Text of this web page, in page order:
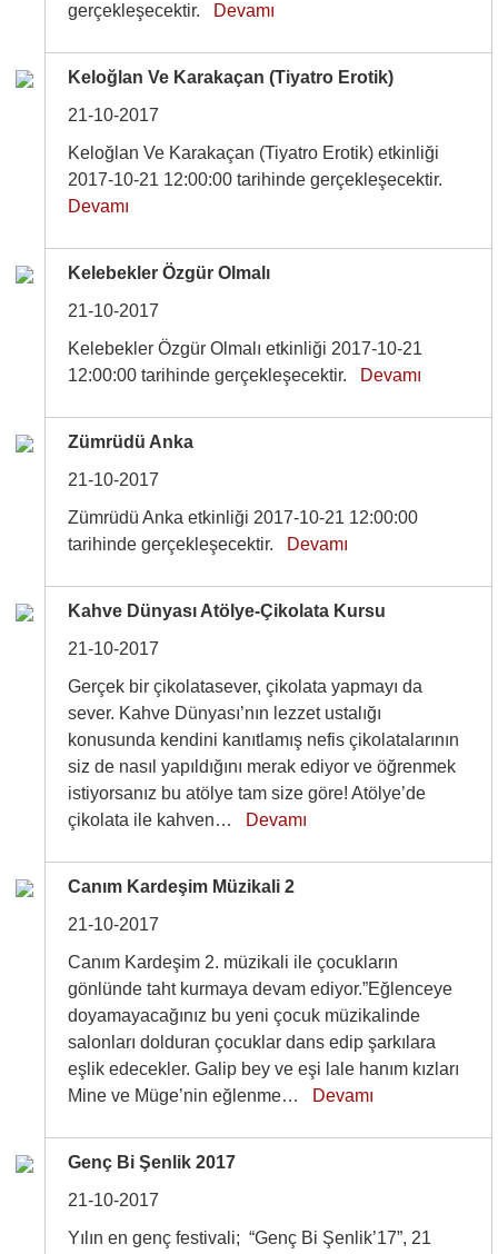
gerçekleşecektir. Devamı
Keloğlan Ve Karakaçan (Tiyatro Erotik)
21-10-2017
Keloğlan Ve Karakaçan (Tiyatro Erotik) etkinliği
2017-10-21 12:00:00 tarihinde gerçekleşecektir.
Devamı
Kelebekler Özgür Olmalı
21-10-2017
Kelebekler Özgür Olmalı etkinliği 2017-10-21
12:00:00 tarihinde gerçekleşecektir. Devamı
Zümrüdü Anka
21-10-2017
Zümrüdü Anka etkinliği 2017-10-21 12:00:00
tarihinde gerçekleşecektir. Devamı
Kahve Dünyası Atölye-Çikolata Kursu
21-10-2017
Gerçek bir çikolatasever, çikolata yapmayı da
sever. Kahve Dünyası’nın lezzet ustalığı
konusunda kendini kanıtlamış nefis çikolatalarının
siz de nasıl yapıldığını merak ediyor ve öğrenmek
istiyorsanız bu atölye tam size göre! Atölye’de
çikolata ile kahven… Devamı
Canım Kardeşim Müzikali 2
21-10-2017
Canım Kardeşim 2. müzikali ile çocukların
gönlünde taht kurmaya devam ediyor.”Eğlenceye
doyamayacağınız bu yeni çocuk müzikalinde
salonları dolduran çocuklar dans edip şarkılara
eşlik edecekler. Galip bey ve eşi lale hanım kızları
Mine ve Müge’nin eğlenme… Devamı
Genç Bi Şenlik 2017
21-10-2017
Yılın en genç festivali; “Genç Bi Şenlik’17”, 21